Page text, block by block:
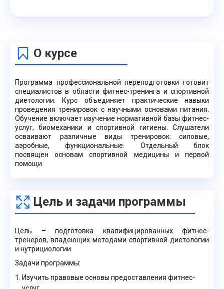
О курсе
Программа профессиональной переподготовки готовит
специалистов в области фитнес-тренинга и спортивной
диетологии. Курс объединяет практические навыки
проведения тренировок с научными основами питания.
Обучение включает изучение нормативной базы фитнес-
услуг, биомеханики и спортивной гигиены. Слушатели
осваивают различные виды тренировок: силовые,
аэробные, функциональные. Отдельный блок
посвящен основам спортивной медицины и первой
помощи
Цель и задачи программы
Цель – подготовка квалифицированных фитнес-
тренеров, владеющих методами спортивной диетологии
и нутрициологии.
Задачи программы:
Изучить правовые основы предоставления фитнес-